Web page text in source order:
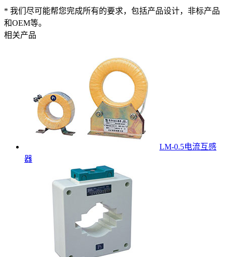
* 我们尽可能帮您完成所有的要求，包括产品设计，非标产品
和OEM等。
相关产品
LM-0.5电流互感
器